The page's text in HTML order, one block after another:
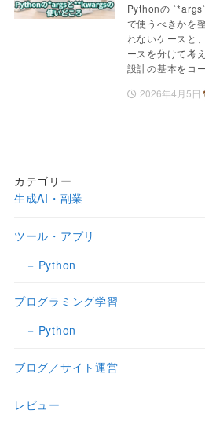
Pythonの
で使うべきかを
れないケースと
ースを分けて考
設計の基本をコ
2026年4月5日
カテゴリー
生成AI・副業
ツール・アプリ
Python
プログラミング学習
Python
ブログ／サイト運営
レビュー